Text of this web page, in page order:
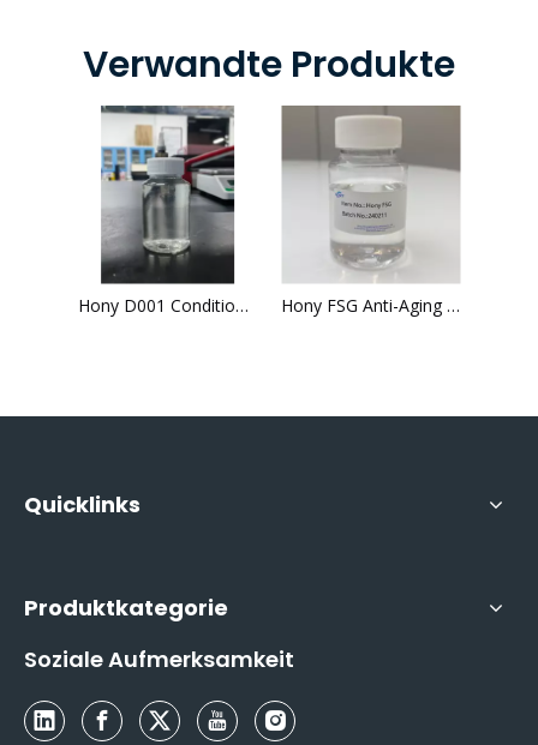
Verwandte Produkte
Hony D001 Conditioner, Feuchtigkeitscreme für Körperpflege und Hautpflegeprodukt Hony FSG Anti-Aging Repair Barrier Anti-Falten Feuchtigkeitsspendend Antioxidativ
Quicklinks
Produktkategorie
Soziale Aufmerksamkeit